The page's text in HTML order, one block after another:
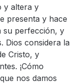
y altera y
presenta y hace
su perfección, y
Dios considera la
Cristo, y
¡Cómo
nos damos